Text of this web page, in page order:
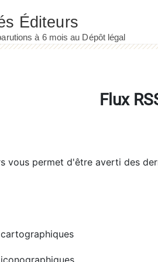
Flux
vous permet d'être averti des